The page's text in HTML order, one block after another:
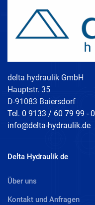
delta hydraulik GmbH
Hauptstr. 35
D-91083 Baiersdorf
Tel. 0 9133 / 60 79 99 - 0
info@delta-hydraulik.de
Delta Hydraulik de
Über uns
Kontakt und Anfragen